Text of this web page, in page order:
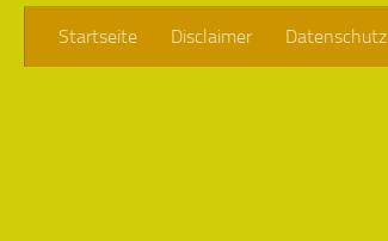
Startseite Disclaimer Datenschutz